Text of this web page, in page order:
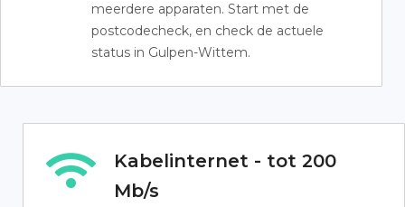
meerdere apparaten. Start met de
postcodecheck, en check de actuele
status in Gulpen-Wittem.
Kabelinternet - tot 200
Mb/s